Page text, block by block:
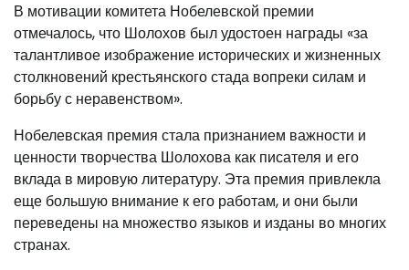
В мотивации комитета Нобелевской премии
отмечалось, что Шолохов был удостоен награды «за
талантливое изображение исторических и жизненных
столкновений крестьянского стада вопреки силам и
борьбу с неравенством».
Нобелевская премия стала признанием важности и
ценности творчества Шолохова как писателя и его
вклада в мировую литературу. Эта премия привлекла
еще большую внимание к его работам, и они были
переведены на множество языков и изданы во многих
странах.